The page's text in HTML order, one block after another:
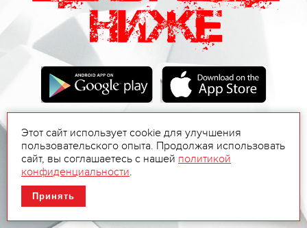
Этот сайт использует cookie для улучшения
пользовательского опыта. Продолжая использовать
сайт, вы соглашаетесь с нашей политикой
конфиденциальности.
Принять